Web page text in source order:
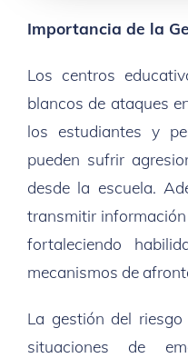
Importancia de la
Los centros
blancos de ataques
los estudiantes y
pueden sufrir
desde la escuela.
transmitir
fortaleciendo
mecanismos de
La gestión del
situaciones de